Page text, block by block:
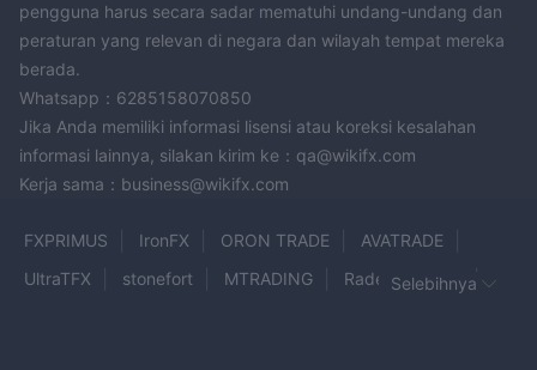
pengguna harus secara sadar mematuhi undang-undang dan
peraturan yang relevan di negara dan wilayah tempat mereka
berada.
Whatsapp：6285158070850
Jika Anda memiliki informasi lisensi atau koreksi kesalahan
informasi lainnya, silakan kirim ke：qa@wikifx.com
Kerja sama：business@wikifx.com
FXPRIMUS IronFX ORON TRADE
AVATRADE
UltraTFX
stonefort MTRADING
Radex Markets
Selebihnya